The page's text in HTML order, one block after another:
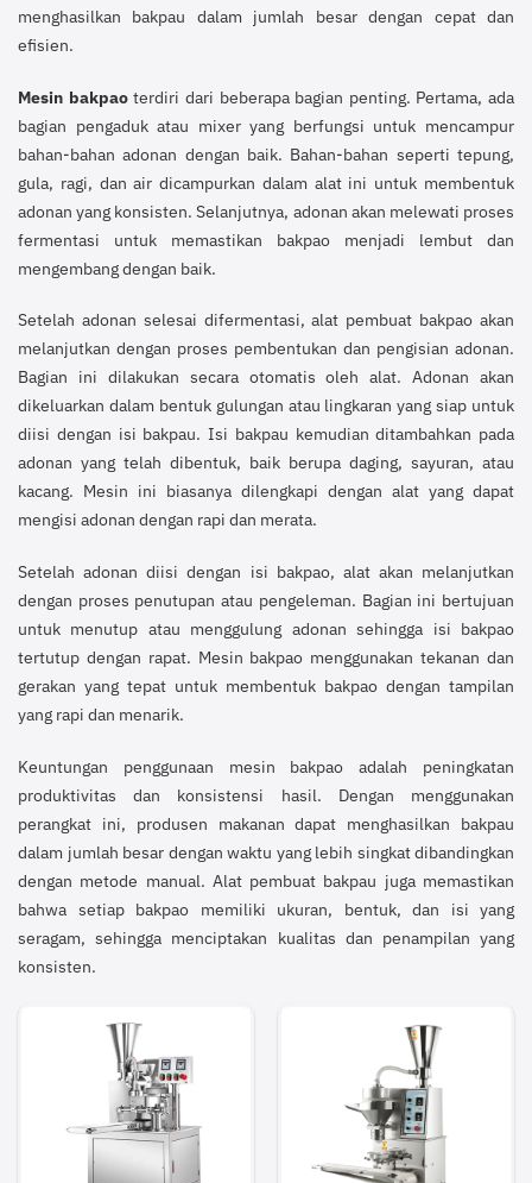
menghasilkan bakpau dalam jumlah besar dengan cepat dan
efisien.
Mesin bakpaoterdiri dari beberapa bagian penting. Pertama, ada
bagian pengaduk atau mixer yang berfungsi untuk mencampur
bahan-bahan adonan dengan baik. Bahan-bahan seperti tepung,
gula, ragi, dan air dicampurkan dalam alat ini untuk membentuk
adonan yang konsisten. Selanjutnya, adonan akan melewati proses
fermentasi untuk memastikan bakpao menjadi lembut dan
mengembang dengan baik.
Setelah adonan selesai difermentasi, alat pembuat bakpao akan
melanjutkan dengan proses pembentukan dan pengisian adonan.
Bagian ini dilakukan secara otomatis oleh alat. Adonan akan
dikeluarkan dalam bentuk gulungan atau lingkaran yang siap untuk
diisi dengan isi bakpau. Isi bakpau kemudian ditambahkan pada
adonan yang telah dibentuk, baik berupa daging, sayuran, atau
kacang. Mesin ini biasanya dilengkapi dengan alat yang dapat
mengisi adonan dengan rapi dan merata.
Setelah adonan diisi dengan isi bakpao, alat akan melanjutkan
dengan proses penutupan atau pengeleman. Bagian ini bertujuan
untuk menutup atau menggulung adonan sehingga isi bakpao
tertutup dengan rapat. Mesin bakpao menggunakan tekanan dan
gerakan yang tepat untuk membentuk bakpao dengan tampilan
yang rapi dan menarik.
Keuntungan penggunaan mesin bakpao adalah peningkatan
produktivitas dan konsistensi hasil. Dengan menggunakan
perangkat ini, produsen makanan dapat menghasilkan bakpau
dalam jumlah besar dengan waktu yang lebih singkat dibandingkan
dengan metode manual. Alat pembuat bakpau juga memastikan
bahwa setiap bakpao memiliki ukuran, bentuk, dan isi yang
seragam, sehingga menciptakan kualitas dan penampilan yang
konsisten.